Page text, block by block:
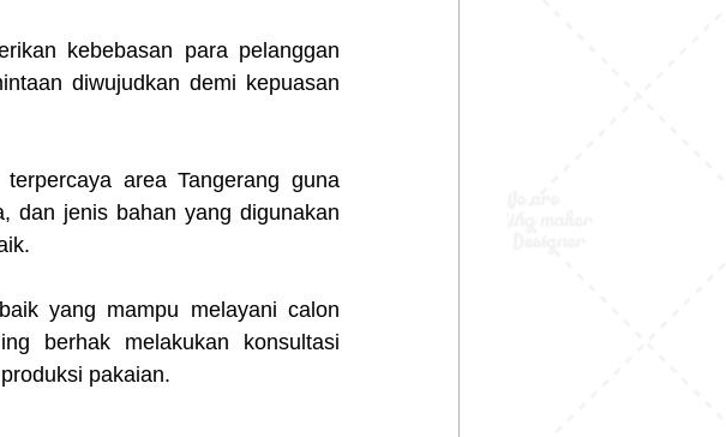
kebebasan para pelanggan
diwujudkan demi kepuasan
area Tangerang guna
dan jenis bahan yang digunakan
yang mampu melayani calon
berhak melakukan konsultasi
pakaian.